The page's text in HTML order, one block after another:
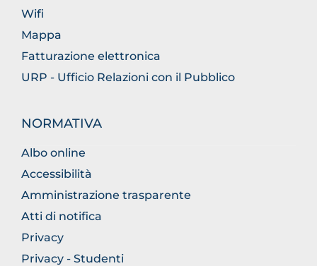
Wifi
Mappa
Fatturazione elettronica
URP - Ufficio Relazioni con il Pubblico
NORMATIVA
Albo online
Accessibilità
Amministrazione trasparente
Atti di notifica
Privacy
Privacy - Studenti